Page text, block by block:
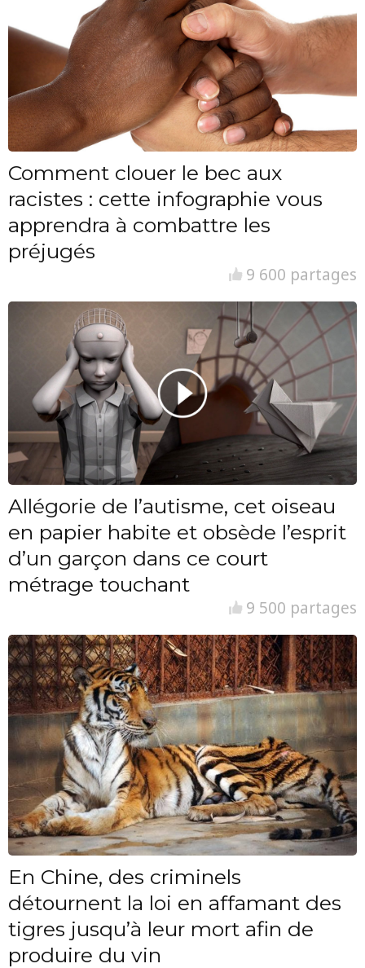
Comment clouer le bec aux
racistes : cette infographie vous
apprendra à combattre les
préjugés
9 600 partages
Allégorie de l’autisme, cet oiseau
en papier habite et obsède l’esprit
d’un garçon dans ce court
métrage touchant
9 500 partages
En Chine, des criminels
détournent la loi en affamant des
tigres jusqu’à leur mort afin de
produire du vin